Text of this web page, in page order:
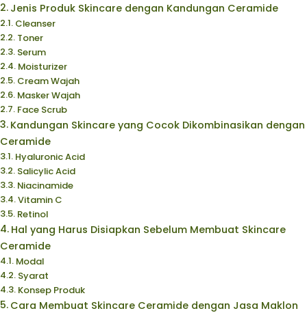
Jenis Produk Skincare dengan Kandungan Ceramide
Cleanser
Toner
Serum
Moisturizer
Cream Wajah
Masker Wajah
Face Scrub
Kandungan Skincare yang Cocok Dikombinasikan dengan
Ceramide
Hyaluronic Acid
Salicylic Acid
Niacinamide
Vitamin C
Retinol
Hal yang Harus Disiapkan Sebelum Membuat Skincare
Ceramide
Modal
Syarat
Konsep Produk
Cara Membuat Skincare Ceramide dengan Jasa Maklon